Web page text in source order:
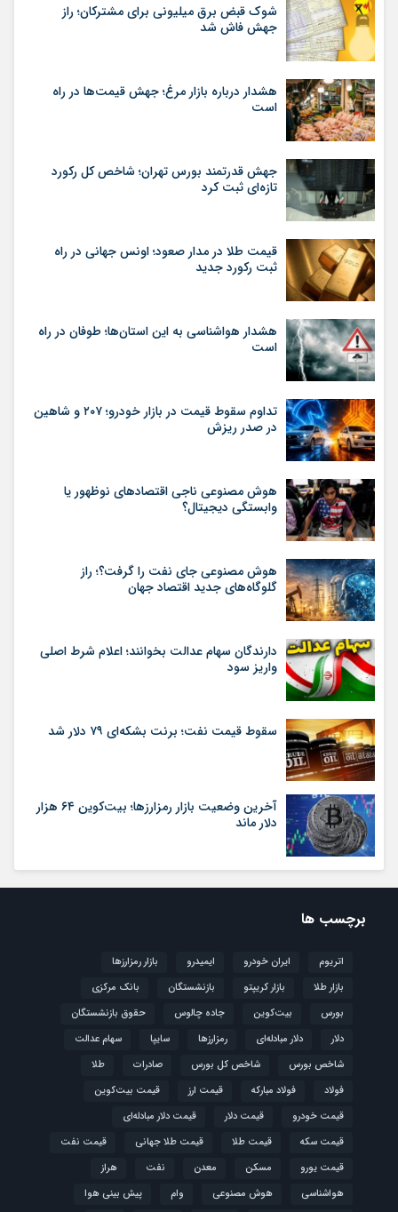
شوک قبض برق میلیونی برای مشترکان؛ راز
جهش فاش شد
هشدار درباره بازار مرغ؛ جهش قیمت‌ها در راه
است
جهش قدرتمند بورس تهران؛ شاخص کل رکورد
تازه‌ای ثبت کرد
قیمت طلا در مدار صعود؛ اونس جهانی در راه
ثبت رکورد جدید
هشدار هواشناسی به این استان‌ها؛ طوفان در راه
است
تداوم سقوط قیمت در بازار خودرو؛ ۲۰۷ و شاهین
در صدر ریزش
هوش مصنوعی ناجی اقتصادهای نوظهور یا
وابستگی دیجیتال؟
هوش مصنوعی جای نفت را گرفت؟؛ راز
گلوگاه‌های جدید اقتصاد جهان
دارندگان سهام عدالت بخوانند؛ اعلام شرط اصلی
واریز سود
سقوط قیمت نفت؛ برنت بشکه‌ای ۷۹ دلار شد
آخرین وضعیت بازار رمزارزها؛ بیت‌کوین ۶۴ هزار
دلار ماند
برچسب ها
اتریوم ایران خودرو ایمیدرو
بازار رمزارزها
بازار طلا
بازار کریپتو بازنشستگان
بانک مرکزی
بورس
بیت‌کوین جاده چالوس
حقوق بازنشستگان
دلار
دلار مبادله‌ای رمزارزها سایپا
سهام عدالت
شاخص بورس
شاخص کل بورس صادرات
طلا
فولاد
فولاد مبارکه قیمت ارز
قیمت بیت‌کوین
قیمت خودرو
قیمت دلار
قیمت دلار مبادله‌ای
قیمت سکه
قیمت طلا قیمت طلا جهانی
قیمت نفت
قیمت یورو
مسکن معدن نفت
هراز
هواشناسی
هوش مصنوعی وام پیش بینی هوا